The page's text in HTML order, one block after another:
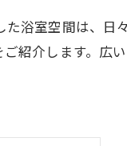
浴室空間は、日
紹介します。広